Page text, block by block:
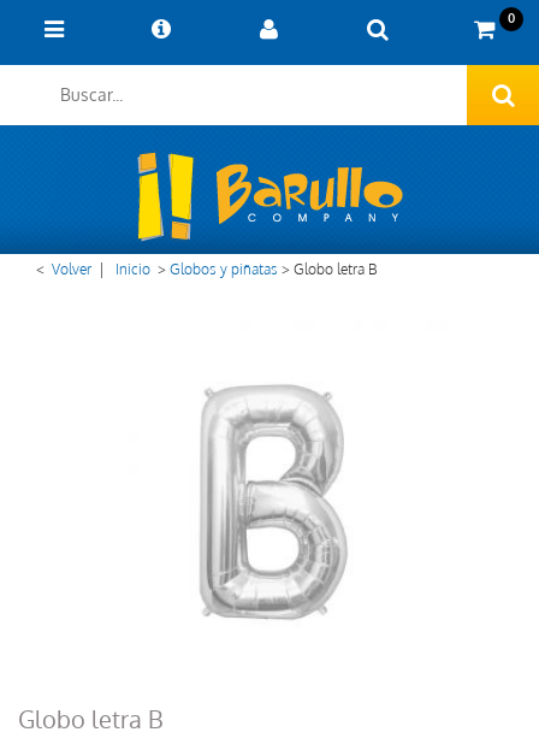
0
< Volver Inicio >Globos y piñatas >Globo letra B
Globo letra B